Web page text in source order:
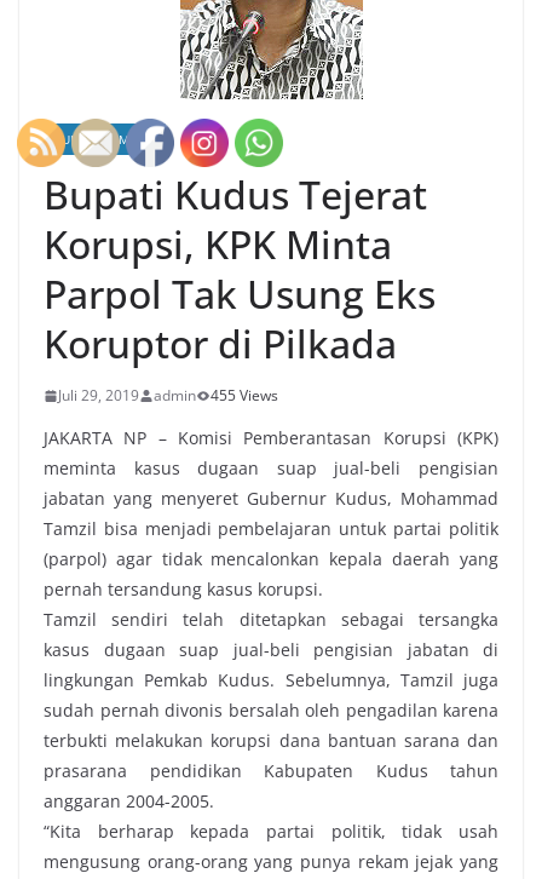
HUKUM KRIMINAL
Bupati Kudus Tejerat
Korupsi, KPK Minta
Parpol Tak Usung Eks
Koruptor di Pilkada
Juli 29, 2019 admin 455 Views
JAKARTA NP – Komisi Pemberantasan Korupsi (KPK)
meminta kasus dugaan suap jual-beli pengisian
jabatan yang menyeret Gubernur Kudus, Mohammad
Tamzil bisa menjadi pembelajaran untuk partai politik
(parpol) agar tidak mencalonkan kepala daerah yang
pernah tersandung kasus korupsi.
Tamzil sendiri telah ditetapkan sebagai tersangka
kasus dugaan suap jual-beli pengisian jabatan di
lingkungan Pemkab Kudus. Sebelumnya, Tamzil juga
sudah pernah divonis bersalah oleh pengadilan karena
terbukti melakukan korupsi dana bantuan sarana dan
prasarana pendidikan Kabupaten Kudus tahun
anggaran 2004-2005.
“‎Kita berharap kepada partai politik, tidak usah
mengusung orang-orang yang punya rekam jejak yang